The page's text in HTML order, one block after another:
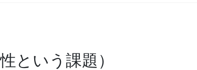
という課題）